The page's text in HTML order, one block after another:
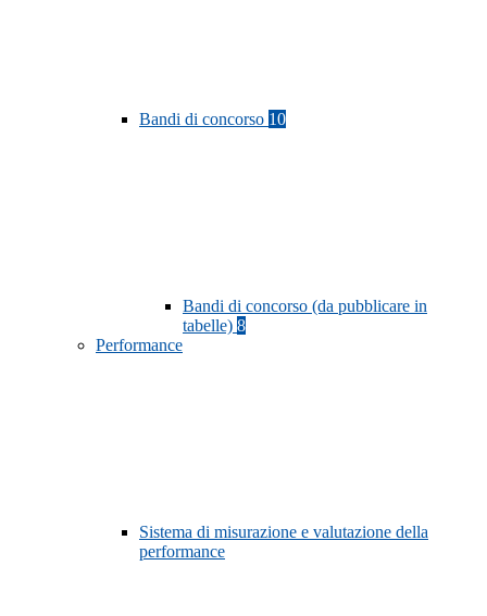
Bandi di concorso 10
Bandi di concorso (da pubblicare in
tabelle) 8
Performance
Sistema di misurazione e valutazione della
performance